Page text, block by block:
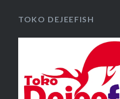
TOKO DEJEEFISH